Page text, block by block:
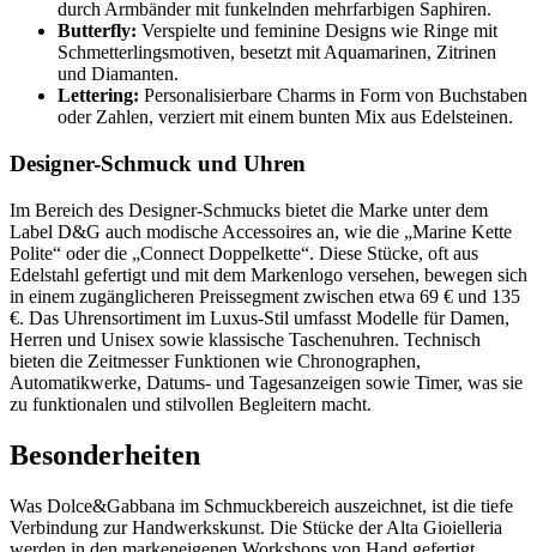
durch Armbänder mit funkelnden mehrfarbigen Saphiren.
Butterfly: Verspielte und feminine Designs wie Ringe mit
Schmetterlingsmotiven, besetzt mit Aquamarinen, Zitrinen
und Diamanten.
Lettering: Personalisierbare Charms in Form von Buchstaben
oder Zahlen, verziert mit einem bunten Mix aus Edelsteinen.
Designer-Schmuck und Uhren
Im Bereich des Designer-Schmucks bietet die Marke unter dem
Label D&G auch modische Accessoires an, wie die „Marine Kette
Polite“ oder die „Connect Doppelkette“. Diese Stücke, oft aus
Edelstahl gefertigt und mit dem Markenlogo versehen, bewegen sich
in einem zugänglicheren Preissegment zwischen etwa 69 € und 135
€. Das Uhrensortiment im Luxus-Stil umfasst Modelle für Damen,
Herren und Unisex sowie klassische Taschenuhren. Technisch
bieten die Zeitmesser Funktionen wie Chronographen,
Automatikwerke, Datums- und Tagesanzeigen sowie Timer, was sie
zu funktionalen und stilvollen Begleitern macht.
Besonderheiten
Was Dolce&Gabbana im Schmuckbereich auszeichnet, ist die tiefe
Verbindung zur Handwerkskunst. Die Stücke der Alta Gioielleria